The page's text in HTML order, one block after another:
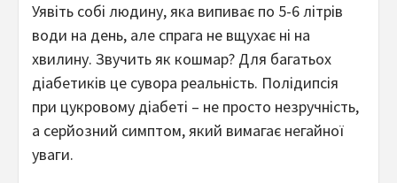
Уявіть собі людину, яка випиває по 5-6 літрів
води на день, але спрага не вщухає ні на
хвилину. Звучить як кошмар? Для багатьох
діабетиків це сувора реальність. Полідипсія
при цукровому діабеті – не просто незручність,
а серйозний симптом, який вимагає негайної
уваги.